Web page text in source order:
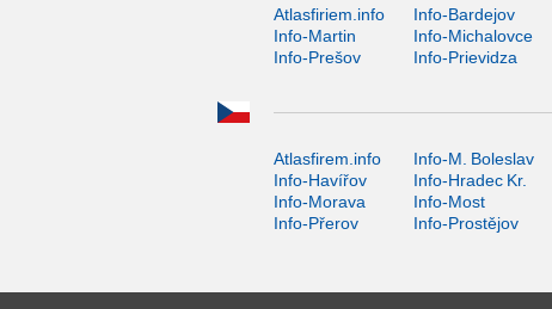
Atlasfiriem.info Info-Bardejov
Info-Martin
Info-Michalovce
Info-Prešov
Info-Prievidza
Atlasfirem.info Info-M. Boleslav
Info-Havířov
Info-Hradec Kr.
Info-Morava
Info-Most
Info-Přerov
Info-Prostějov